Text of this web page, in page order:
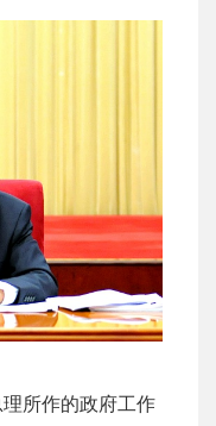
所作的政府工作